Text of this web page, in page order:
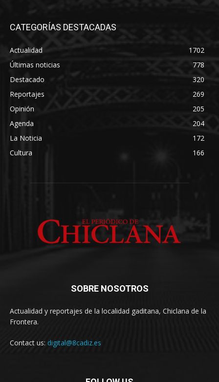
CATEGORÍAS DESTACADAS
Actualidad
1702
Últimas noticias
778
Destacado
320
Reportajes
269
Opinión
205
Agenda
204
La Noticia
172
Cultura
166
SOBRE NOSOTROS
Actualidad y reportajes de la localidad gaditana, Chiclana de la
Frontera.
Contact us: digital@8cadiz.es